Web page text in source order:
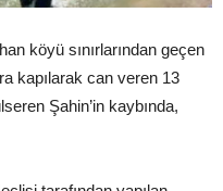
köyü sınırlarından geçen
kapılarak can veren 13
Şahin’in kaybında,